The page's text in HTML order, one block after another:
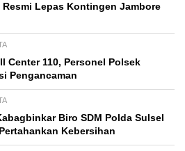
Lepas Kontingen Jambore
Center 110, Personel Polsek
Pengancaman
Biro SDM Polda Sulsel
Kebersihan